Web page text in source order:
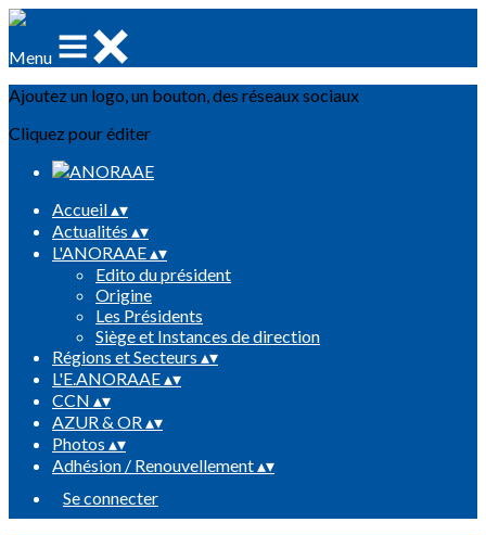
Menu
Ajoutez un logo, un bouton, des réseaux sociaux
Cliquez pour éditer
Accueil▴▾
Actualités ▴▾
L'ANORAAE▴▾
Edito du président
Origine
Les Présidents
Siège et Instances de direction
Régions et Secteurs ▴▾
L'E.ANORAAE▴▾
CCN ▴▾
AZUR & OR▴▾
Photos ▴▾
Adhésion / Renouvellement▴▾
Se connecter